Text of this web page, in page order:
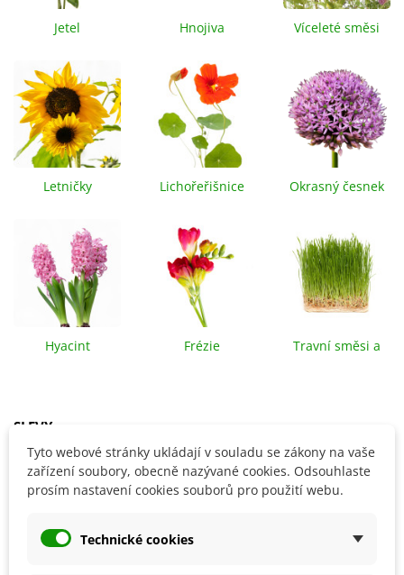
Jetel Hnojiva Víceleté směsi
Letničky Lichořeřišnice Okrasný česnek
Hyacint Frézie
Travní směsi a
SLEVY
Sleva Sleva
Tyto webové stránky ukládají v souladu se zákony na vaše
zařízení soubory, obecně nazývané cookies. Odsouhlaste
prosím nastavení cookies souborů pro použití webu.
Technické cookies